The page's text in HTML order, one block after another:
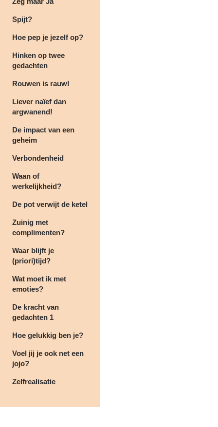
Spijt?
Hoe pep je jezelf op?
Hinken op twee
gedachten
Rouwen is rauw!
Liever naïef dan
argwanend!
De impact van een
geheim
Verbondenheid
Waan of
werkelijkheid?
De pot verwijt de ketel
Zuinig met
complimenten?
Waar blijft je
(priori)tijd?
Wat moet ik met
emoties?
De kracht van
gedachten 1
Hoe gelukkig ben je?
Voel jij je ook net een
jojo?
Zelfrealisatie